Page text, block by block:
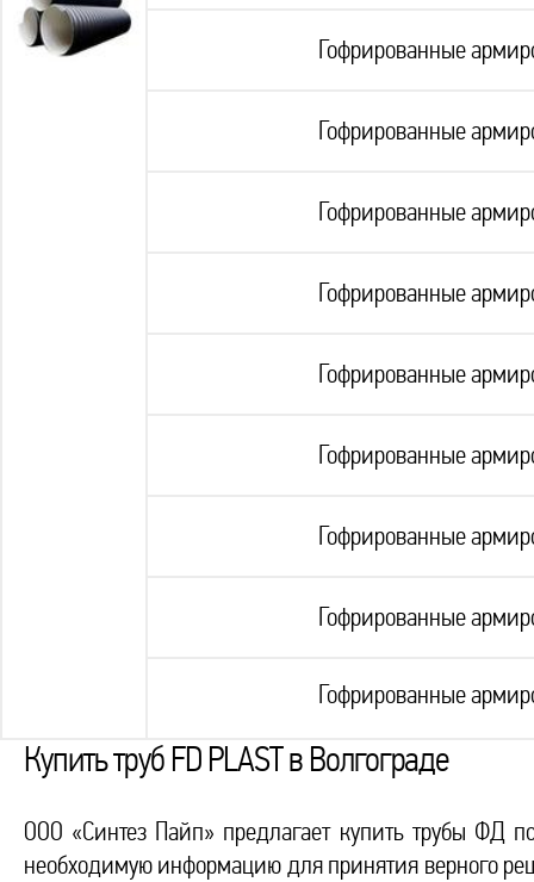
Гофрированные
Гофрированные
Гофрированные
Гофрированные
Гофрированные
Гофрированные
Гофрированные
Гофрированные
Гофрированные
Купить труб FD PLAST в Волгограде
ООО «Синтез Пайп» предлагает купить трубы ФД
необходимую информацию для принятия верного